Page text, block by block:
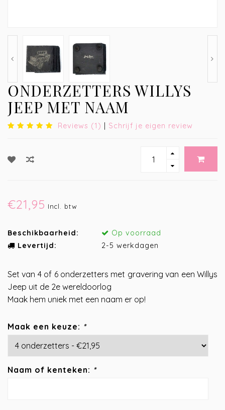
ONDERZETTERS WILLYS
JEEP MET NAAM
Reviews (1) | Schrijf je eigen review
€21,95 Incl. btw
Beschikbaarheid:
Op voorraad
Levertijd:
2-5 werkdagen
Set van 4 of 6 onderzetters met gravering van een Willys
Jeep uit de 2e wereldoorlog
Maak hem uniek met een naam er op!
Maak een keuze: *
Naam of kenteken: *